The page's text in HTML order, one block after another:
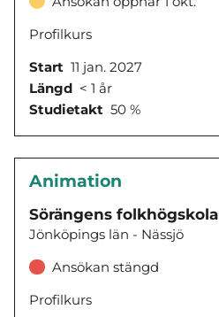
Profilkurs
Start 11 jan. 2027
Längd < 1 år
Studietakt 50 %
Animation
Sörängens folkhögskola
Jönköpings län - Nässjö
Ansökan stängd
Profilkurs